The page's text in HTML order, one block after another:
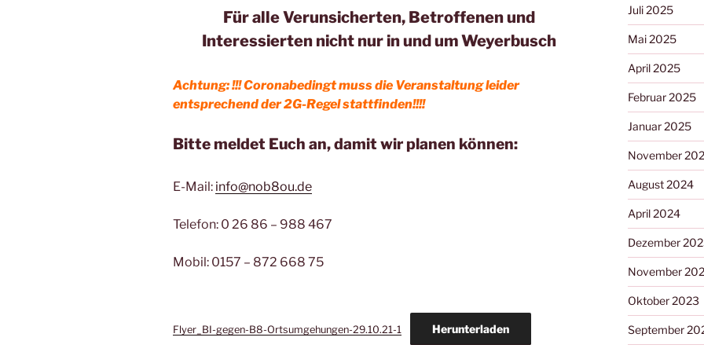
Für alle Verunsicherten, Betroffenen und
Interessierten nicht nur in und um Weyerbusch
Achtung: !!! Coronabedingt muss die Veranstaltung leider
entsprechend der 2G-Regel stattfinden!!!!
Bitte meldet Euch an, damit wir planen können:
E-Mail: info@nob8ou.de
Telefon: 0 26 86 – 988 467
Mobil: 0157 – 872 668 75
Flyer_BI-gegen-B8-Ortsumgehungen-29.10.21-1 Herunterladen
Juli 2025
Mai 2025
April 2025
Februar 2025
Januar 2025
November
August 2024
April 2024
Dezember
November
Oktober 2023
September